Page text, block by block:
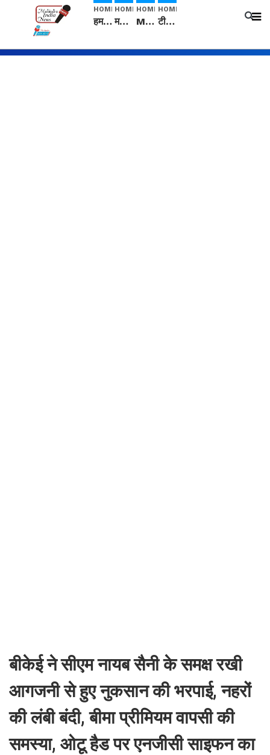
HOME
हम सनातनी..." सांसद kangana Ranaut से क्या बोली लड़की? Viral Jantar-Mantar | CJP protest
HOME
मनीषा हत्याकांड: हत्या, आत्महत्या या कोई बड़ा राज? | Full Story | Josh Haryana
HOME
Mangalsutra: हिंदू धर्म में शादी के बाद मंगलसूत्र क्यों पहनती है महिलाएं, किसने शुरु की ये परंपरा
HOME
टीम बीकेई ने एग्रीकल्चर ग्रेड की यूरिया खाद गट्टों में बदलकर टेक्निकल ग्रेड में बेचने वालों पर करवाई कार्रवाई: लखविंदर सिंह औलख
बीकेई ने सीएम नायब सैनी के समक्ष रखी
आगजनी से हुए नुकसान की भरपाई, नहरों
की लंबी बंदी, बीमा प्रीमियम वापसी की
समस्या, ओटू हैड पर एनजीसी साइफन का